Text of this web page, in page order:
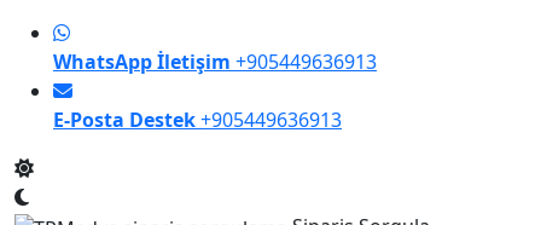
WhatsApp İletişim +905449636913
E-Posta Destek+905449636913